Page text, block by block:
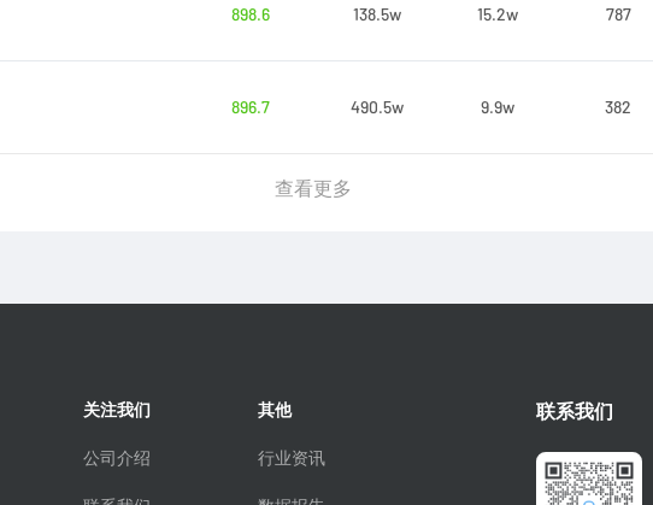
898.6
138.5w 15.2w 787
896.7
490.5w 9.9w 382
查看更多
关注我们
公司介绍
其他
行业资讯
联系我们